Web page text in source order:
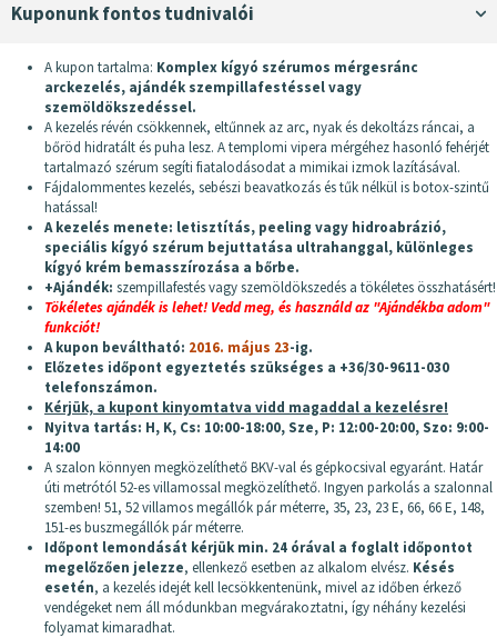
Kuponunk fontos tudnivalói
A kupon tartalma: Komplex kígyó szérumos mérgesránc
arckezelés, ajándék szempillafestéssel vagy
szemöldökszedéssel.
A kezelés révén csökkennek, eltűnnek az arc, nyak és dekoltázs ráncai, a
bőröd hidratált és puha lesz. A templomi vipera mérgéhez hasonló fehérjét
tartalmazó szérum segíti fiatalodásodat a mimikai izmok lazításával.
Fájdalommentes kezelés, sebészi beavatkozás és tűk nélkül is botox-szintű
hatással!
A kezelés menete: letisztítás, peeling vagy hidroabrázió,
speciális kígyó szérum bejuttatása ultrahanggal, különleges
kígyó krém bemasszírozása a bőrbe.
+Ajándék: szempillafestés vagy szemöldökszedés a tökéletes összhatásért!
Tökéletes ajándék is lehet! Vedd meg, és használd az "Ajándékba adom"
funkciót!
A kupon beváltható: 2016. május 23-ig.
Előzetes időpont egyeztetés szükséges a +36/30-9611-030
telefonszámon.
Kérjük, a kupont kinyomtatva vidd magaddal a kezelésre!
Nyitva tartás: H, K, Cs: 10:00-18:00, Sze, P: 12:00-20:00, Szo: 9:00-
14:00
A szalon könnyen megközelíthető BKV-val és gépkocsival egyaránt. Határ
úti metrótól 52-es villamossal megközelíthető. Ingyen parkolás a szalonnal
szemben! 51, 52 villamos megállók pár méterre, 35, 23, 23 E, 66, 66 E, 148,
151-es buszmegállók pár méterre.
Időpont lemondását kérjük min. 24 órával a foglalt időpontot
megelőzően jelezze, ellenkező esetben az alkalom elvész. Késés
esetén, a kezelés idejét kell lecsökkentenünk, mivel az időben érkező
vendégeket nem áll módunkban megvárakoztatni, így néhány kezelési
folyamat kimaradhat.